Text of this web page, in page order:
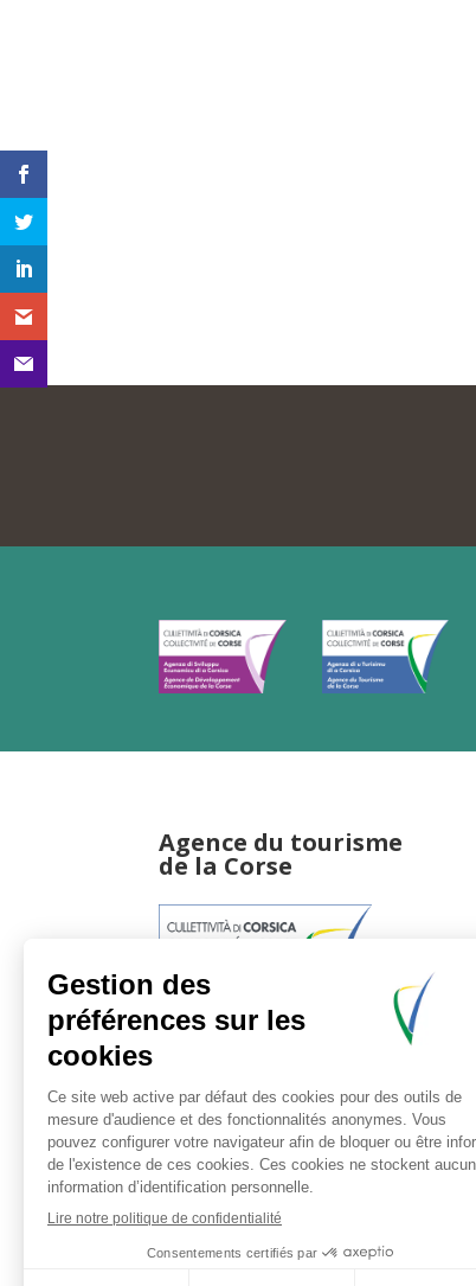
Agence du tourisme
de la Corse
20181 Ajaccio Cedex 01
T : 04 95 51 77 77
Accueil et horaires
Nous contacter
Politique de confidentialité